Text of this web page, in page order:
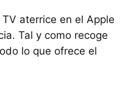
aterrice en el Apple
Tal y como recoge
lo que ofrece el